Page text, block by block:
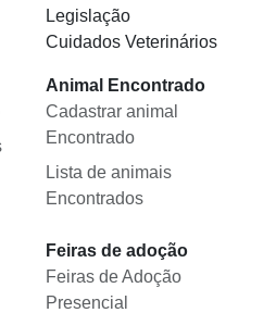
Legislação
Cuidados Veterinários
Animal Encontrado
Cadastrar animal
Encontrado
Lista de animais
Encontrados
Feiras de adoção
Feiras de Adoção
Presencial